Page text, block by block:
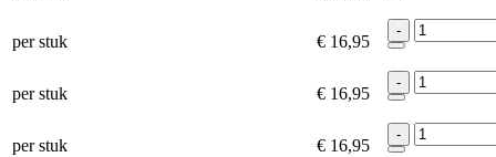
per stuk € 16,95
-
per stuk € 16,95
-
per stuk € 16,95
-